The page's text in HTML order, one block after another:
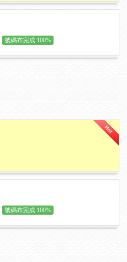
號碼布完成:100%
號碼布完成:100%